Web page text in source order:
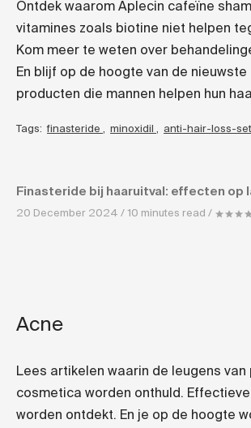
Ontdek waarom Aplecin cafeïne
vitamines zoals biotine niet helpen
Kom meer te weten over
En blijf op de hoogte van de nieuwste
producten die mannen helpen hun
Tags: finasteride , minoxidil , anti-hair-loss-set
20 December 2024 / 10 minutes read /
Acne
Lees artikelen waarin de leugens van
cosmetica worden onthuld.
worden ontdekt. En je op de hoogte